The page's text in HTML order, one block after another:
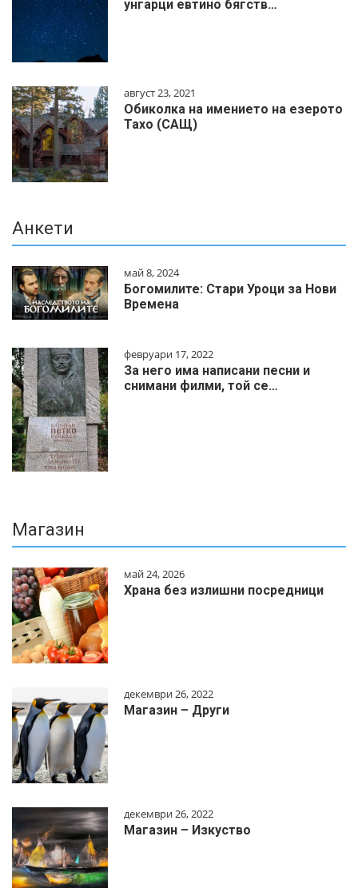
унгарци евтино бягств…
август 23, 2021
Обиколка на имението на езерото
Тахо (САЩ)
Анкети
май 8, 2024
Богомилите: Стари Уроци за Нови
Времена
февруари 17, 2022
За него има написани песни и
снимани филми, той се…
Магазин
май 24, 2026
Храна без излишни посредници
декември 26, 2022
Магазин – Други
декември 26, 2022
Магазин – Изкуство